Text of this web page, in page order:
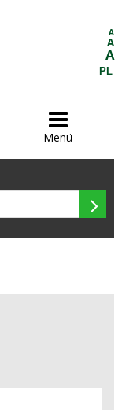
A
A
A
PL

Menü
